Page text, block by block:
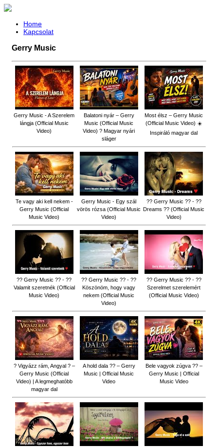
Home
Kapcsolat
Gerry Music
Gerry Music - A Szerelem
lángja (Official Music
Video)
Balatoni nyár – Gerry
Music (Official Music
Video) ? Magyar nyári
sláger
Most élsz – Gerry Music
(Official Music Video) ☀️
Inspiráló magyar dal
Te vagy aki kell nekem -
Gerry Music (Official
Music Video)
Gerry Music - Egy szál
vörös rózsa (Official Music
Video)
?? Gerry Music ?? - ??
Dreams ?? (Official Music
Video)
?? Gerry Music ?? - ??
Valamit szeretnék (Official
Music Video)
?? Gerry Music ?? - ??
Köszönöm, hogy vagy
nekem (Official Music
Video)
?? Gerry Music ?? - ??
Szerelmet szerelemért
(Official Music Video)
? Vigyázz rám, Angyal ? –
Gerry Music (Official
Video) | A legmeghatóbb
magyar dal
A hold dala ?? – Gerry
Music | Official Music
Video
Bele vagyok zúgva ?? –
Gerry Music | Official
Music Video